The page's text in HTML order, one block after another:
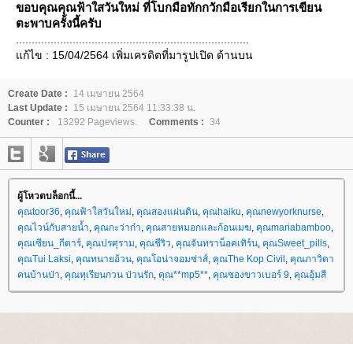
ขอบคุณคุณฟ้าใสวันใหม่ ที่โบกมือทักกวักมือเรียกในการเขียน
ตะพาบครั้งนี้ครับ
..........................................................................
ก้ไข : 15/04/2564 เพิ่มเครดิตที่มารูปเปิด ด้านบน
Create Date :
14 เมษายน 2564
Last Update :
15 เมษายน 2564 11:33:38 น.
Counter :
13292 Pageviews. Comments : 34
ผู้โหวตบล็อกนี้...
คุณtoor36, คุณฟ้าใสวันใหม่, คุณสองแผ่นดิน, คุณhaiku, คุณnewyorknurse,
คุณไวน์กับสายน้ำ, คุณกะว่าก๋า, คุณสายหมอกและก้อนเมฆ, คุณmariabamboo,
คุณเซียน_กีตาร์, คุณปรศุราม, คุณชีริว, คุณจันทราน็อคเทิร์น, คุณSweet_pills,
คุณTui Laksi, คุณทนายอ้วน, คุณโอน่าจอมซ่าส์, คุณThe Kop Civil , คุณภาวิดา
คนบ้านป่า, คุณทุเรียนกวน ป่วนรัก, คุณ**mp5**, คุณซองขาวเบอร์ 9, คุณอุ้มสี